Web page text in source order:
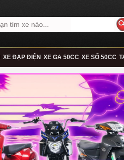
XE ĐẠP ĐIỆN XE GA 50CC XE SỐ 50CC